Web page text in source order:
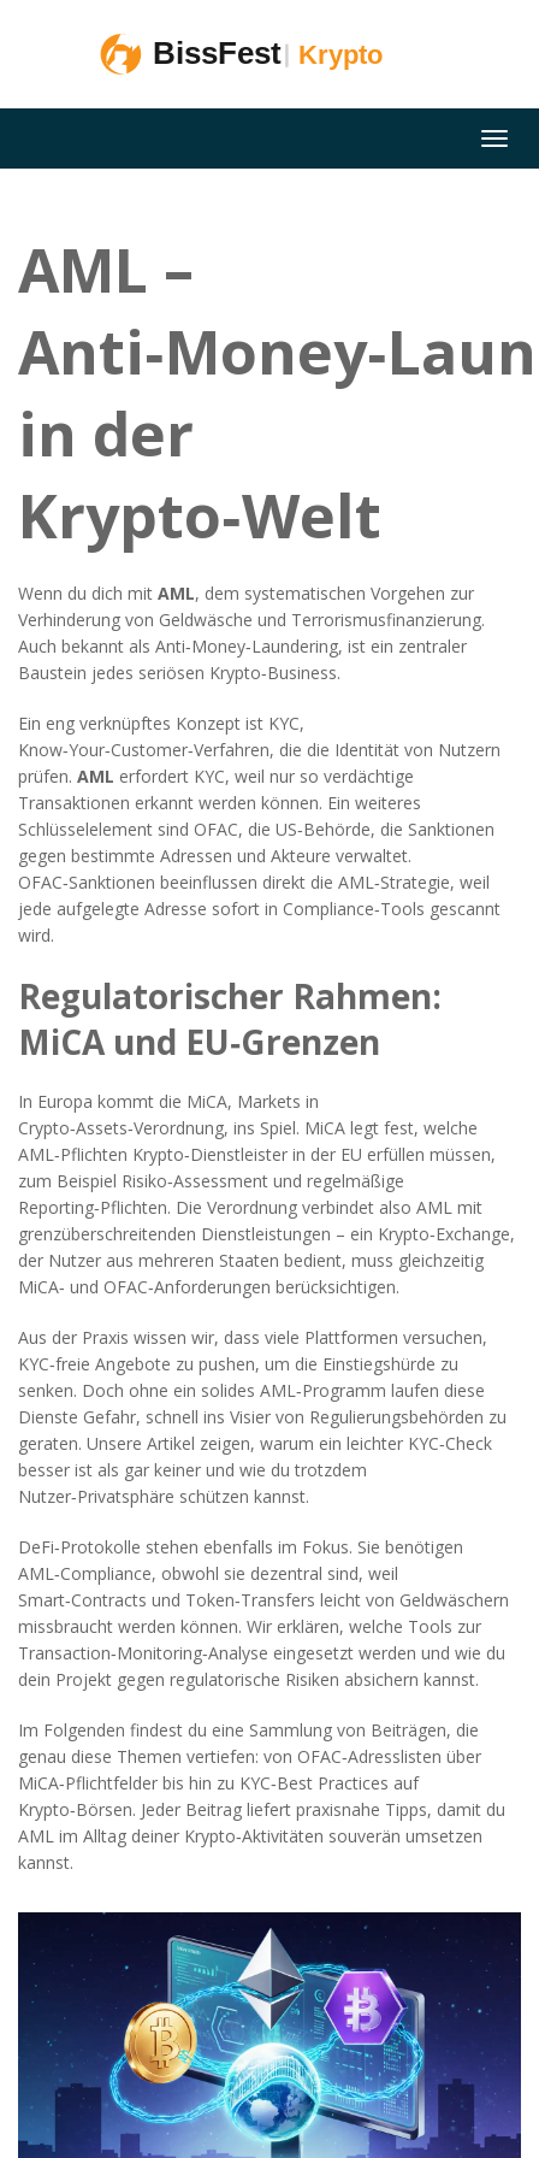
AML –
in der
Krypto‑Welt
Wenn du dich mit AML, dem systematischen Vorgehen zur
Verhinderung von Geldwäsche und Terrorismusfinanzierung.
Auch bekannt als Anti‑Money‑Laundering, ist ein zentraler
Baustein jedes seriösen Krypto‑Business.
Ein eng verknüpftes Konzept ist KYC,
Know‑Your‑Customer‑Verfahren, die die Identität von Nutzern
prüfen. AML erfordert KYC, weil nur so verdächtige
Transaktionen erkannt werden können. Ein weiteres
Schlüsselelement sind OFAC, die US‑Behörde, die Sanktionen
gegen bestimmte Adressen und Akteure verwaltet.
OFAC‑Sanktionen beeinflussen direkt die AML‑Strategie, weil
jede aufgelegte Adresse sofort in Compliance‑Tools gescannt
wird.
Regulatorischer Rahmen:
MiCA und EU‑Grenzen
In Europa kommt die MiCA, Markets in
Crypto‑Assets‑Verordnung, ins Spiel. MiCA legt fest, welche
AML‑Pflichten Krypto‑Dienstleister in der EU erfüllen müssen,
zum Beispiel Risiko‑Assessment und regelmäßige
Reporting‑Pflichten. Die Verordnung verbindet also AML mit
grenzüberschreitenden Dienstleistungen – ein Krypto‑Exchange,
der Nutzer aus mehreren Staaten bedient, muss gleichzeitig
MiCA‑ und OFAC‑Anforderungen berücksichtigen.
Aus der Praxis wissen wir, dass viele Plattformen versuchen,
KYC‑freie Angebote zu pushen, um die Einstiegshürde zu
senken. Doch ohne ein solides AML‑Programm laufen diese
Dienste Gefahr, schnell ins Visier von Regulierungsbehörden zu
geraten. Unsere Artikel zeigen, warum ein leichter KYC‑Check
besser ist als gar keiner und wie du trotzdem
Nutzer‑Privatsphäre schützen kannst.
DeFi‑Protokolle stehen ebenfalls im Fokus. Sie benötigen
AML‑Compliance, obwohl sie dezentral sind, weil
Smart‑Contracts und Token‑Transfers leicht von Geldwäschern
missbraucht werden können. Wir erklären, welche Tools zur
Transaction‑Monitoring‑Analyse eingesetzt werden und wie du
dein Projekt gegen regulatorische Risiken absichern kannst.
Im Folgenden findest du eine Sammlung von Beiträgen, die
genau diese Themen vertiefen: von OFAC‑Adresslisten über
MiCA‑Pflichtfelder bis hin zu KYC‑Best Practices auf
Krypto‑Börsen. Jeder Beitrag liefert praxisnahe Tipps, damit du
AML im Alltag deiner Krypto‑Aktivitäten souverän umsetzen
kannst.